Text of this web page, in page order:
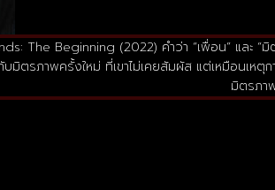
The Beginning (2022) คำว่า “เพื่อน” และ
บมิตรภาพครั้งใหม่ ที่เขาไม่เคยสัมผัส แต่เหมือนเ
มิตรภา